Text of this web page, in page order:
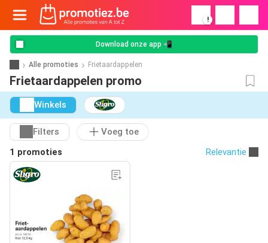
!
Download onze app 📲
Alle promoties Frietaardappelen
Frietaardappelen promo
Winkels
Filters
Voeg toe
1 promoties
Relevantie